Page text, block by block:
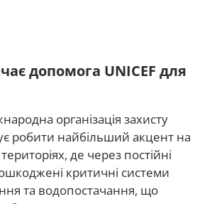
допомога UNICEF для
організація захисту
робити найбільший акцент на
де через постійні
критичні системи
та водопостачання, що